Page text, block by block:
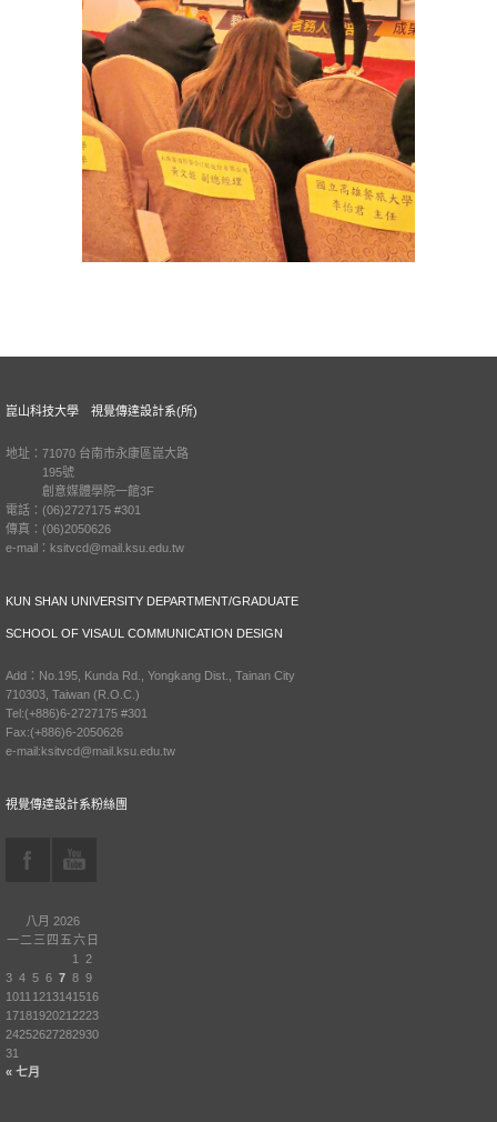
崑山科技大學 視覺傳達設計系(所)
地址：71070 台南市永康區崑大路
195號
創意媒體學院一館3F
電話：(06)2727175 #301
傳真：(06)2050626
e-mail：ksitvcd@mail.ksu.edu.tw
KUN SHAN UNIVERSITY DEPARTMENT/GRADUATE
SCHOOL OF VISAUL COMMUNICATION DESIGN
Add：No.195, Kunda Rd., Yongkang Dist., Tainan City
710303, Taiwan (R.O.C.)
Tel:(+886)6-2727175 #301
Fax:(+886)6-2050626
e-mail:ksitvcd@mail.ksu.edu.tw
視覺傳達設計系粉絲團
八月 2026
一 二 三 四 五六 日
« 七月
1
2
3 4 5 6 7 8 9
1011 1213141516
1718192021 2223
24252627282930
31